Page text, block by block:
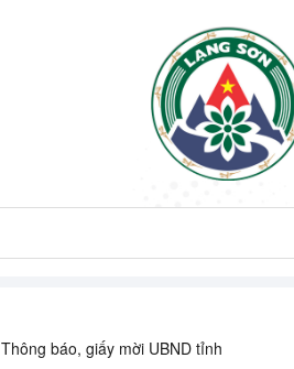
Thông báo, giấy mời UBND tỉnh